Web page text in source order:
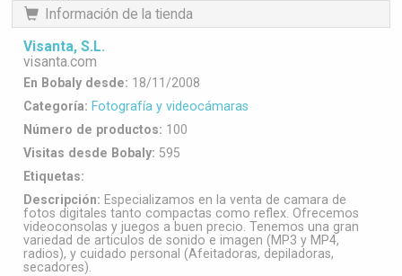
Información de la tienda
Visanta, S.L.
visanta.com
En Bobaly desde: 18/11/2008
Categoría: Fotografía y videocámaras
Número de productos: 100
Visitas desde Bobaly: 595
Etiquetas:
Descripción: Especializamos en la venta de camara de
fotos digitales tanto compactas como reflex. Ofrecemos
videoconsolas y juegos a buen precio. Tenemos una gran
variedad de articulos de sonido e imagen (MP3 y MP4,
radios), y cuidado personal (Afeitadoras, depiladoras,
secadores).